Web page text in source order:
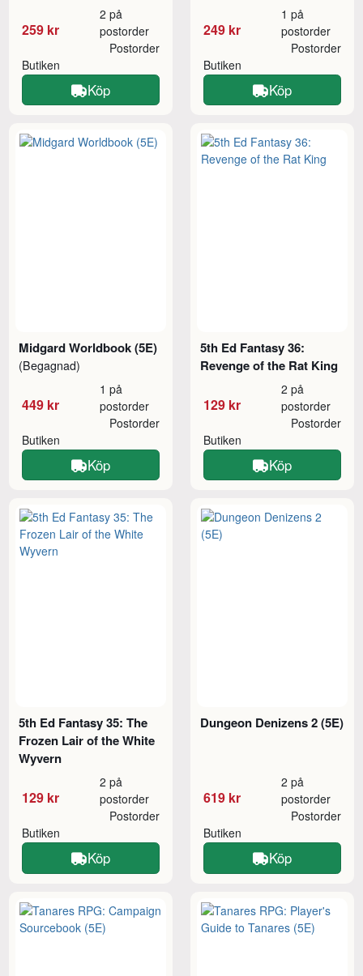
259 kr
2 på
postorder
Butiken
Postorder
Köp
249 kr
1 på
postorder
Butiken
Postorder
Köp
Midgard Worldbook (5E)
(Begagnad)
449 kr
1 på
postorder
Butiken
Postorder
Köp
5th Ed Fantasy 36:
Revenge of the Rat King
129 kr
2 på
postorder
Butiken
Postorder
Köp
5th Ed Fantasy 35: The
Frozen Lair of the White
Wyvern
129 kr
2 på
postorder
Butiken
Postorder
Köp
Dungeon Denizens 2 (5E)
619 kr
2 på
postorder
Butiken
Postorder
Köp